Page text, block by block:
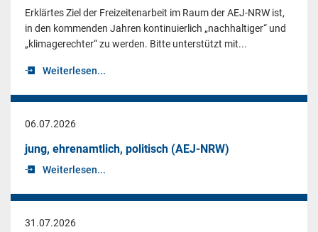
Erklärtes Ziel der Freizeitenarbeit im Raum der AEJ-NRW ist,
in den kommenden Jahren kontinuierlich „nachhaltiger“ und
„klimagerechter“ zu werden. Bitte unterstützt mit...
Weiterlesen...
06.07.2026
jung, ehrenamtlich, politisch (AEJ-NRW)
Weiterlesen...
31.07.2026